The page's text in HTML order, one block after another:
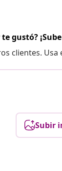
gustó?
clientes. Usa
Subir